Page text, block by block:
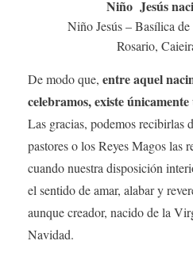
Niño Jesús
Niño Jesús – Basílica
Rosario,
De modo que, entre aquel
celebramos, existe
Las gracias, podemos recibirlas
pastores o los Reyes Magos las
cuando nuestra disposición
el sentido de amar, alabar y
aunque creador, nacido de la
Navidad.